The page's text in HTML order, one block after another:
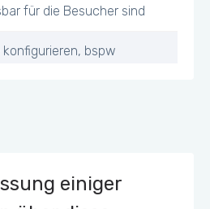
für die Besucher sind
bspw
einiger